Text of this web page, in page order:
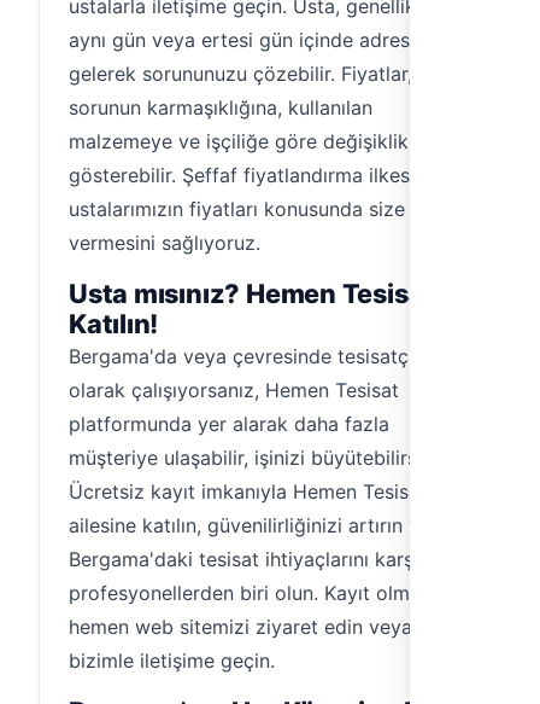
ustalarla iletişime geçin. Usta, genellikle
aynı gün veya ertesi gün içinde adresinize
gelerek sorununuzu çözebilir. Fiyatlar,
sorunun karmaşıklığına, kullanılan
malzemeye ve işçiliğe göre değişiklik
gösterebilir. Şeffaf fiyatlandırma ilkesiyle,
ustalarımızın fiyatları konusunda size bilgi
vermesini sağlıyoruz.
Usta mısınız? Hemen Tesisat'a
Katılın!
Bergama'da veya çevresinde tesisatçı
olarak çalışıyorsanız, Hemen Tesisat
platformunda yer alarak daha fazla
müşteriye ulaşabilir, işinizi büyütebilirsiniz.
Ücretsiz kayıt imkanıyla Hemen Tesisat
ailesine katılın, güvenilirliğinizi artırın ve
Bergama'daki tesisat ihtiyaçlarını karşılayan
profesyonellerden biri olun. Kayıt olmak için
hemen web sitemizi ziyaret edin veya
bizimle iletişime geçin.